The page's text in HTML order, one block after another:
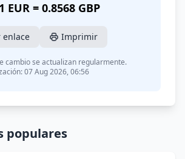
1 EUR = 0.8568 GBP
enlace Imprimir
cambio se actualizan regularmente.
07 Aug 2026, 06:56
populares